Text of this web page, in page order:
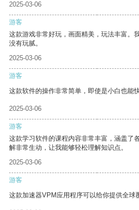
2025-03-06
游客
这款游戏非常好玩，画面精美，玩法丰富。
没有玩腻。
2025-03-06
游客
这款软件的操作非常简单，即使是小白也能
2025-03-06
游客
这款学习软件的课程内容非常丰富，涵盖了
解非常生动，让我能够轻松理解知识点。
2025-03-06
游客
这款加速器VPM应用程序可以给你提供全球